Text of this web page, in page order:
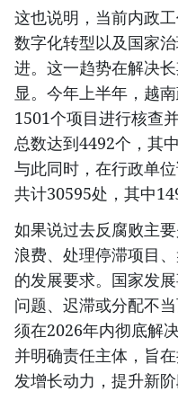
这也说明，当前内政
数字化转型以及国家
进。这一趋势在解决
显。今年上半年，越
1501个项目进行核查
总数达到4492个，其
与此同时，在行政单
共计30595处，其中
如果说过去反腐败主
浪费、处理停滞项目
的发展要求。国家发
问题、迟滞或分配不
须在2026年内彻底解
并明确责任主体，旨
发增长动力，提升新阶